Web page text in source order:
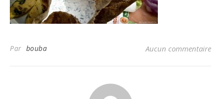
Par bouba Aucun commentaire